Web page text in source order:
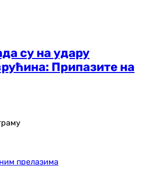
су на удару
Припазите на
прелазима